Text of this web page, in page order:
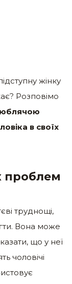
жінку
Розповімо
в своїх
проблем
труднощі,
Вона може
що у неї
чоловічі